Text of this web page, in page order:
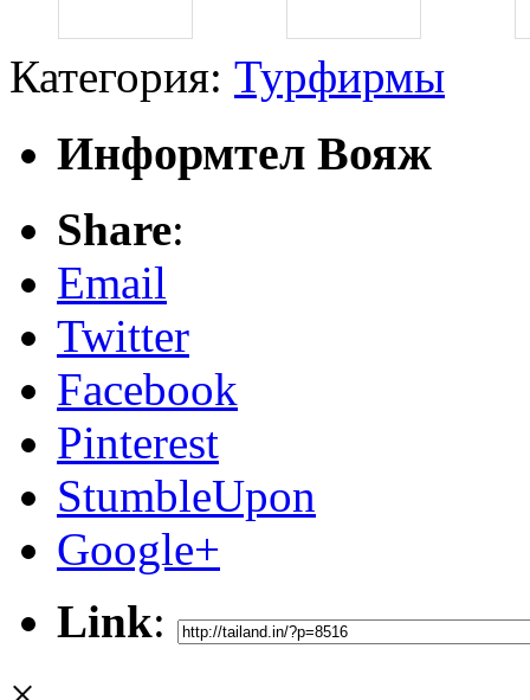
Категория: Турфирмы
Информтел Вояж
Share:
Email
Twitter
Facebook
Pinterest
StumbleUpon
Google+
Link: